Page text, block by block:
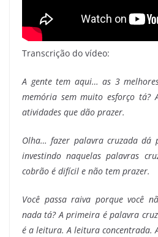
Transcrição do vídeo:
A gente tem aqui… as 3
memória sem muito esforço tá?
atividades que dão prazer.
Olha… fazer palavra cruzada dá
investindo naquelas palavras
cobrão é difícil e não tem prazer.
Você passa raiva porque você
nada tá? A primeira é palavra
é a leitura. A leitura concentrada.